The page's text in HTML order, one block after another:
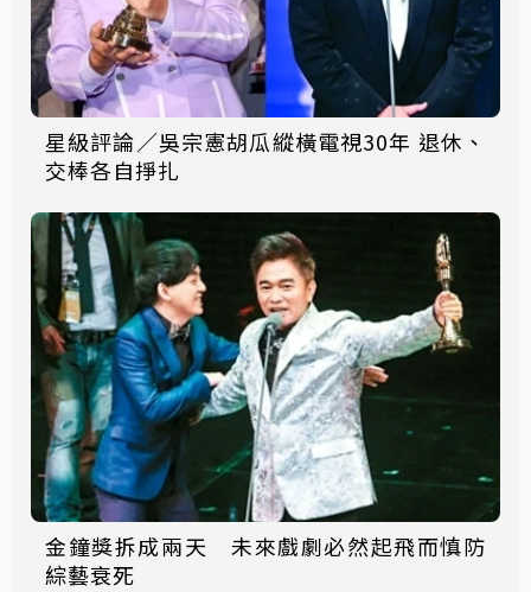
星級評論／吳宗憲胡瓜縱橫電視30年 退休、
交棒各自掙扎
金鐘獎拆成兩天 未來戲劇必然起飛而慎防
綜藝衰死